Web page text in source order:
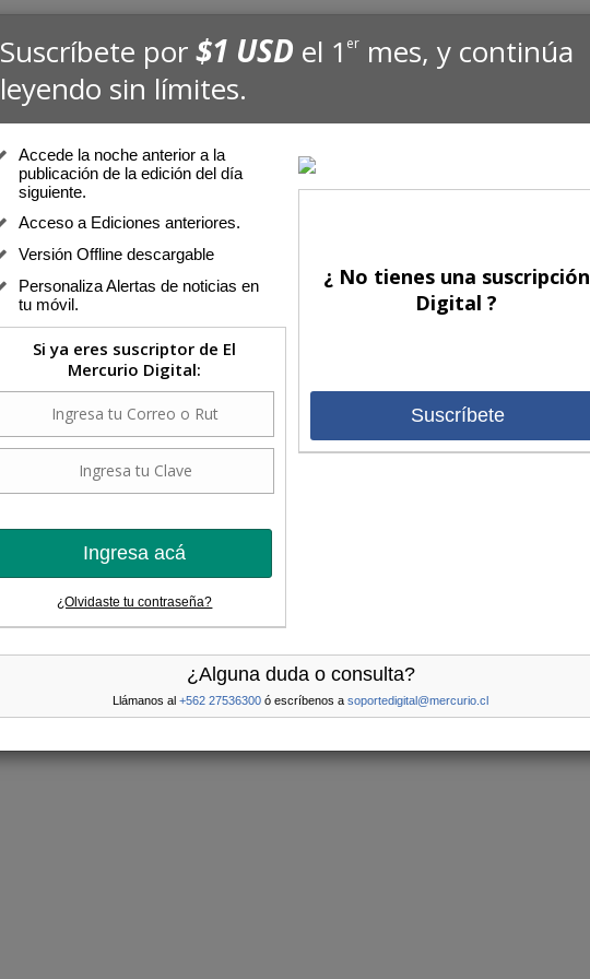
Suscríbete por$1 USD el 1er mes, y continúa
leyendo sin límites.
Accede la noche anterior a la
publicación de la edición del día
siguiente.
Acceso a Ediciones anteriores.
Versión Offline descargable
Personaliza Alertas de noticias en
tu móvil.
Si ya eres suscriptor de El
Mercurio Digital:
Ingresa acá
¿Olvidaste tu contraseña?
¿ No tienes una suscripción
Digital ?
Suscríbete
¿Alguna duda o consulta?
Llámanos al +562 27536300 ó escríbenos a soportedigital@mercurio.cl